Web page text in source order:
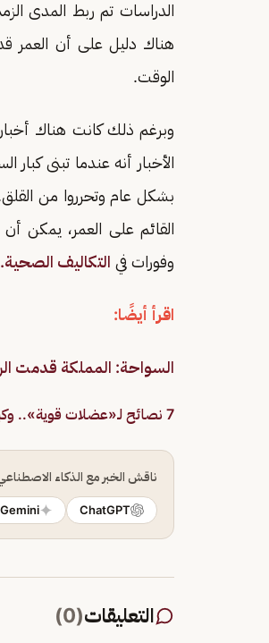
هناك دليل على أن العمر قد
الوقت.
وبرغم ذلك كانت هناك
الأخبار أنه عندما تبنى
بشكل عام وتحرروا من
القائم على العمر،
وفورات في التكاليف الصحية.
اقرأ أيضًا:
السواحة: المملكة قدمت
7 نصائح لـ«عضلات قوية».. وكبار السن الأكثر استفادة
ناقش الخبر مع الذكاء
ChatGPT
Gemini
التعليقات(
0
)